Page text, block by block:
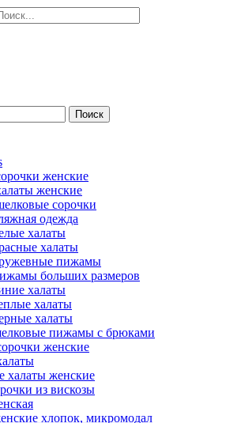
женские
женские
сорочки
одежда
халаты
халаты
пижамы
больших размеров
халаты
халаты
халаты
пижамы с брюками
женские
халаты женские
из вискозы
хлопок, микромодал